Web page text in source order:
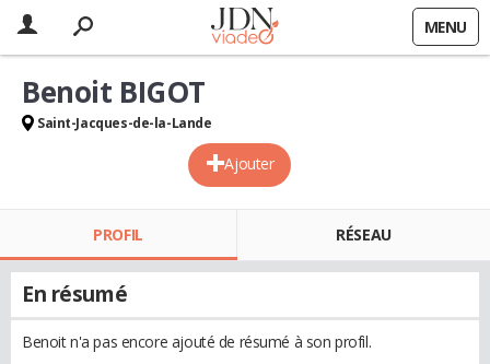
MENU
Ajouter
Benoit BIGOT
Saint-Jacques-de-la-Lande
PROFIL RÉSEAU
En résumé
Benoit n'a pas encore ajouté de résumé à son profil.